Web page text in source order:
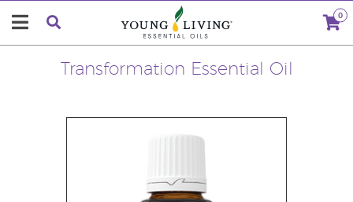
0
Transformation Essential Oil